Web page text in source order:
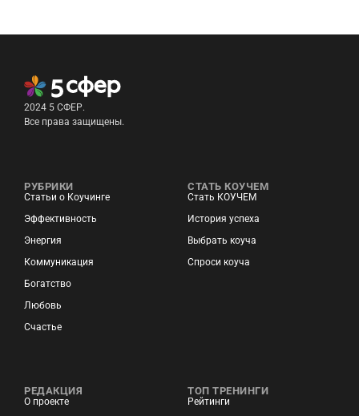
2024 5 СФЕР.
Все права защищены.
РУБРИКИ
Статьи о Коучинге
Эффективность
Энергия
Коммуникация
Богатство
Любовь
Счастье
СТАТЬ КОУЧЕМ
Стать КОУЧЕМ
История успеха
Выбрать коуча
Спроси коуча
РЕДАКЦИЯ
О проекте
ТОП ТРЕНИНГИ
Рейтинги